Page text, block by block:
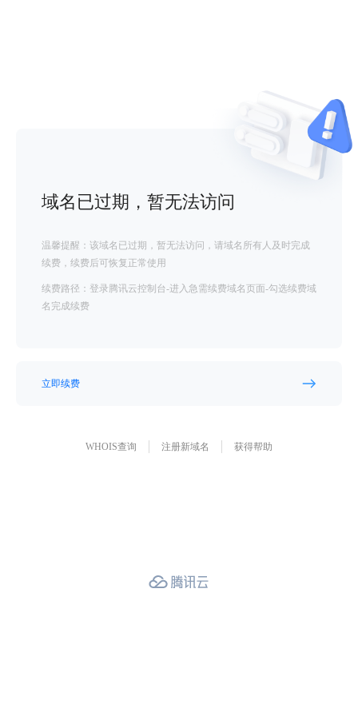
域名已过期，暂无法访问
温馨提醒：该域名已过期，暂无法访问，请域名所有人及时完成
续费，续费后可恢复正常使用
续费路径：登录腾讯云控制台-进入急需续费域名页面-勾选续费域
名完成续费
立即续费
WHOIS查询 注册新域名 获得帮助